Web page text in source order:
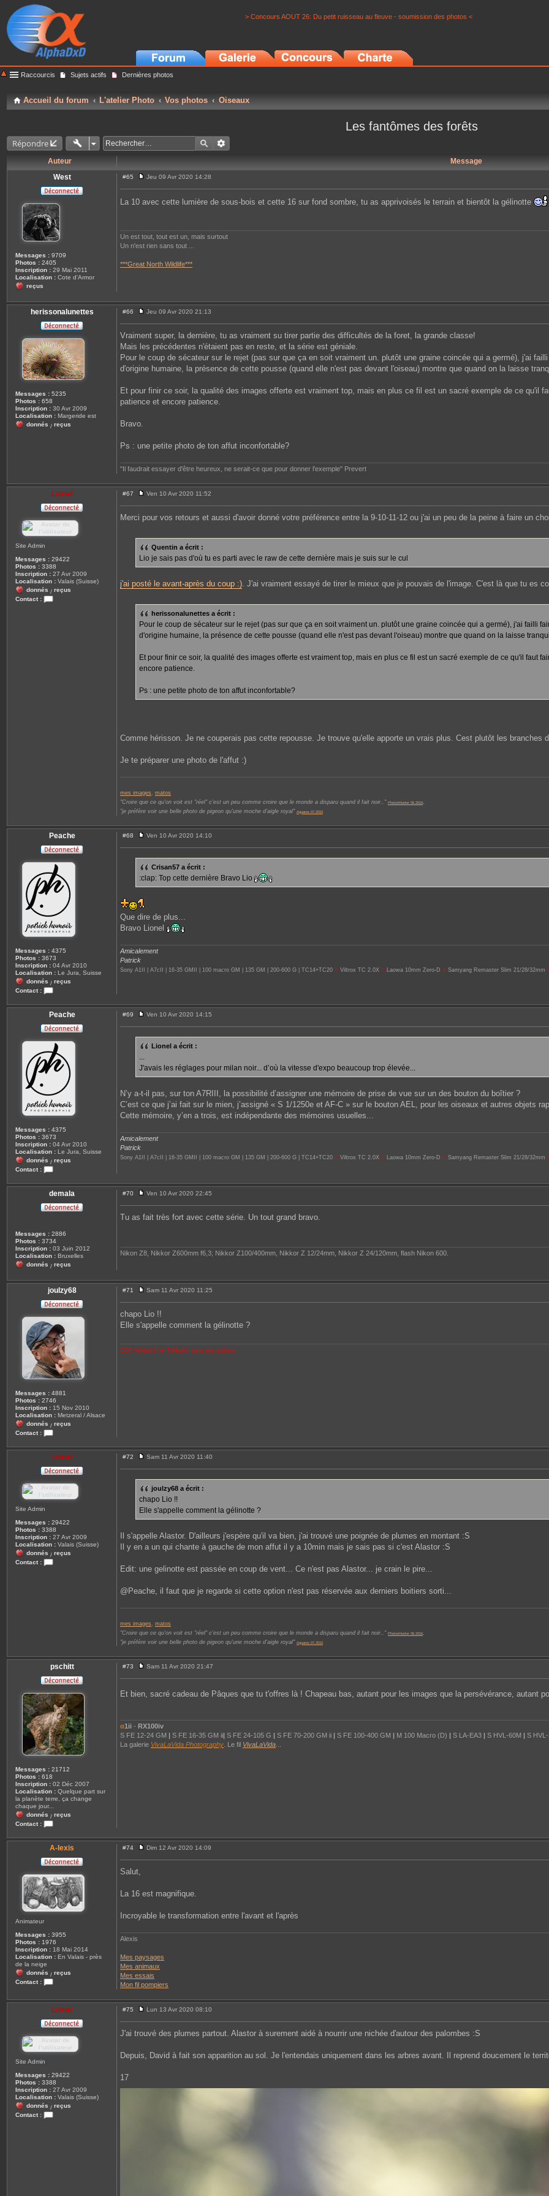
> Concours AOUT 26: Du petit ruisseau au fleuve - soumission des photos <
Raccourcis Sujets actifs Dernières photos
Accueil du forum L'atelier Photo Vos photos Oiseaux
Les fantômes des forêts
Répondre
Auteur
Message
West
Messages : 9709
Photos : 2405
Inscription : 29 Mai 2011
Localisation : Cote d'Armor
reçus
#65
e
s
Jeu 09 Avr 2020 14:28
La 10 avec cette lumière de sous-bois et cette 16 sur fond sombre, tu as apprivoisés le terrain et bientôt la gélinotte
Un est tout, tout est un, mais surtout
Un n'est rien sans tout ...
***Great North Wildlife***
herissonalunettes
Messages : 5235
Photos : 658
Inscription : 30 Avr 2009
Localisation : Margeride est
donnés / reçus
#66
e
s
a
e
Jeu 09 Avr 2020 21:13
Vraiment super, la dernière, tu as vraiment su tirer partie des difficultés de la foret, la grande classe!
Mais les précédentes n'étaient pas en reste, et la série est géniale.
Pour le coup de sécateur sur le rejet (pas sur que ça en soit vraiment un. plutôt une graine coincée qui a germé), j'ai
d'origine humaine, la présence de cette pousse (quand elle n'est pas devant l'oiseau) montre que quand on la laisse
Et pour finir ce soir, la qualité des images offerte est vraiment top, mais en plus ce fil est un sacré exemple de ce qu'il
patience et encore patience.
Bravo.
Ps : une petite photo de ton affut inconfortable?
"Il faudrait essayer d'être heureux, ne serait-ce que pour donner l'exemple" Prevert
Lionel
Site Admin
Messages : 29422
Photos : 3388
Inscription : 27 Avr 2009
Localisation : Valais (Suisse)
donnés / reçus
Contact :
#67
e
s
e
Ven 10 Avr 2020 11:52
Merci pour vos retours et aussi d'avoir donné votre préférence entre la 9-10-11-12 ou j'ai un peu de la peine à faire un
Quentin a écrit :
Lio je sais pas d'où tu es parti avec le raw de cette dernière mais je suis sur le cul
j'ai posté le avant-après du coup :). J'ai vraiment essayé de tirer le mieux que je pouvais de l'image. C'est là que tu es
herissonalunettes a écrit :
Pour le coup de sécateur sur le rejet (pas sur que ça en soit vraiment un. plutôt une graine coincée qui a germé), j'ai failli
d'origine humaine, la présence de cette pousse (quand elle n'est pas devant l'oiseau) montre que quand on la laisse
Et pour finir ce soir, la qualité des images offerte est vraiment top, mais en plus ce fil est un sacré exemple de ce qu'il faut
encore patience.
Ps : une petite photo de ton affut inconfortable?
Comme hérisson. Je ne couperais pas cette repousse. Je trouve qu'elle apporte un vrais plus. Cest plutôt les branches
Je te préparer une photo de l'affut :)
mes images , matos
"Croire que ce qu'on voit est "réel" c'est un peu comme croire que le monde a disparu quand il fait noir.." PhotonHunter 06.2016
"je préfère voir une belle photo de pigeon qu'une moche d'aigle royal" Aguares 07.2010
Peache
Messages : 4375
Photos : 3673
Inscription : 04 Avr 2010
Localisation : Le Jura, Suisse
donnés / reçus
Contact :
o
n
a
c
t
e
r
P
e
h
#68
e
s
a
g
Ven 10 Avr 2020 14:10
Crisan57 a écrit :
:clap: Top cette dernière Bravo Lio
Que dire de plus...
Bravo Lionel
Amicalement
Patrick
Sony A1II | A7cII | 16-35 GMII | 100 macro GM | 135 GM | 200-600 G | TC14+TC20 // Viltrox TC 2.0X // Laowa 10mm Zero-D // Samyang Remaster Slim 21/28/32mm
Peache
Messages : 4375
Photos : 3673
Inscription : 04 Avr 2010
Localisation : Le Jura, Suisse
donnés / reçus
Contact :
o
n
a
c
r
P
e
a
c
e
#69
e
s
a
Ven 10 Avr 2020 14:15
Lionel a écrit :
...
J'avais les réglages pour milan noir... d’où la vitesse d'expo beaucoup trop élevée...
N’y a-t-il pas, sur ton A7RIII, la possibilité d’assigner une mémoire de prise de vue sur un des bouton du boîtier ?
C’est ce que j’ai fait sur le mien, j’assigné « S 1/1250e et AF-C » sur le bouton AEL, pour les oiseaux et autres objets
Cette mémoire, y’en a trois, est indépendante des mémoires usuelles...
Amicalement
Patrick
Sony A1II | A7cII | 16-35 GMII | 100 macro GM | 135 GM | 200-600 G | TC14+TC20 // Viltrox TC 2.0X // Laowa 10mm Zero-D // Samyang Remaster Slim 21/28/32mm
demala
Messages : 2886
Photos : 3734
Inscription : 03 Juin 2012
Localisation : Bruxelles
donnés / reçus
#70
e
s
s
Ven 10 Avr 2020 22:45
Tu as fait très fort avec cette série. Un tout grand bravo.
Nikon Z8, Nikkor Z600mm f6,3; Nikkor Z100/400mm, Nikkor Z 12/24mm, Nikkor Z 24/120mm, flash Nikon 600.
joulzy68
Messages : 4881
Photos : 2746
Inscription : 15 Nov 2010
Localisation : Metzeral / Alsace
donnés / reçus
Contact :
o
n
a
c
t
r
u
l
z
y
6
#71
e
s
s
a
Sam 11 Avr 2020 11:25
chapo Lio !!
Elle s'appelle comment la gélinotte ?
EOS 5dMarkIII et 7dMarkII avec des cailloux
Lionel
Site Admin
Messages : 29422
Photos : 3388
Inscription : 27 Avr 2009
Localisation : Valais (Suisse)
donnés / reçus
Contact :
n
e
#72
e
s
a
g
e
Sam 11 Avr 2020 11:40
joulzy68 a écrit :
chapo Lio !!
Elle s'appelle comment la gélinotte ?
Il s'appelle Alastor. D'ailleurs j'espère qu'il va bien, j'ai trouvé une poignée de plumes en montant :S
Il y en a un qui chante à gauche de mon affut il y a 10min mais je sais pas si c'est Alastor :S
Edit: une gelinotte est passée en coup de vent... Ce n'est pas Alastor... je crain le pire...
@Peache, il faut que je regarde si cette option n'est pas réservée aux derniers boitiers sorti...
mes images
matos
"Croire que ce qu'on voit est "réel" c'est un peu comme croire que le monde a disparu quand il fait noir.." PhotonHunter 06.2016
"je préfère voir une belle photo de pigeon qu'une moche d'aigle royal" Aguares 07.2010
pschitt
Messages : 21712
Photos : 618
Inscription : 02 Déc 2007
Localisation : Quelque part sur
la planète terre, ça change
chaque jour...
donnés / reçus
Contact :
o
n
a
c
t
e
r
p
s
c
t
t
#73
e
s
Sam 11 Avr 2020 21:47
Et bien, sacré cadeau de Pâques que tu t'offres là ! Chapeau bas, autant pour les images que la persévérance, autant
α1ii - RX100iv
S FE 12-24 GM | S FE 16-35 GM ii| S FE 24-105 G | S FE 70-200 GM ii | S FE 100-400 GM | M 100 Macro (D) | S LA-EA3 | S HVL-60M | S
La galerie VivaLaVida Photography . Le fil VivaLaVida
A-lexis
Animateur
Messages : 3955
Photos : 1976
Inscription : 18 Mai 2014
Localisation : En Valais - près
de la neige
donnés / reçus
Contact :
n
t
a
c
e
x
i
s
#74
e
e
Dim 12 Avr 2020 14:09
Salut,
La 16 est magnifique.
Incroyable le transformation entre l'avant et l'après
Alexis
Mes paysages
Mes animaux
Mes essais
Mon fil pompiers
Lionel
Site Admin
Messages : 29422
Photos : 3388
Inscription : 27 Avr 2009
Localisation : Valais (Suisse)
donnés / reçus
Contact :
#75
e
s
e
Lun 13 Avr 2020 08:10
J'ai trouvé des plumes partout. Alastor à surement aidé à nourrir une nichée d'autour des palombes :S
Depuis, David à fait son apparition au sol. Je l'entendais uniquement dans les arbres avant. Il reprend doucement le
17